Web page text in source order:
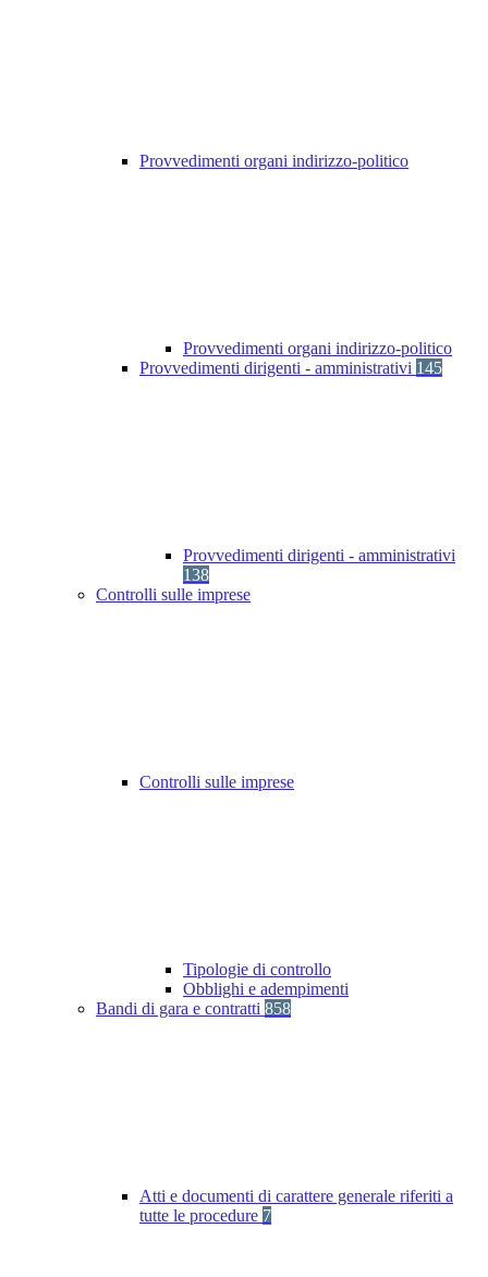
Provvedimenti organi indirizzo-politico
Provvedimenti organi indirizzo-politico
Provvedimenti dirigenti - amministrativi 145
Provvedimenti dirigenti - amministrativi
138
Controlli sulle imprese
Controlli sulle imprese
Tipologie di controllo
Obblighi e adempimenti
Bandi di gara e contratti 858
Atti e documenti di carattere generale riferiti a
tutte le procedure 7